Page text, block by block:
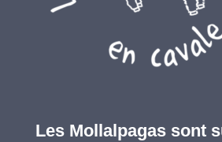
Les Mollalpagas sont